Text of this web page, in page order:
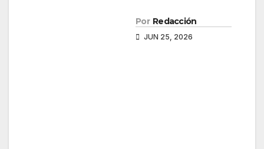
Por Redacción
JUN 25, 2026